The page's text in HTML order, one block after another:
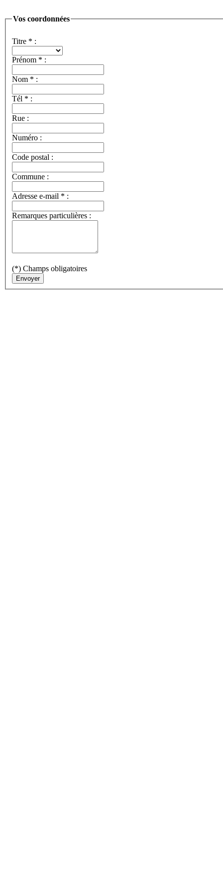
Vos coordonnées
Titre * :
Prénom * :
Nom * :
Tél * :
Rue :
Numéro :
Code postal :
Commune :
Adresse e-mail * :
Remarques particulières :
(*) Champs obligatoires
Envoyer